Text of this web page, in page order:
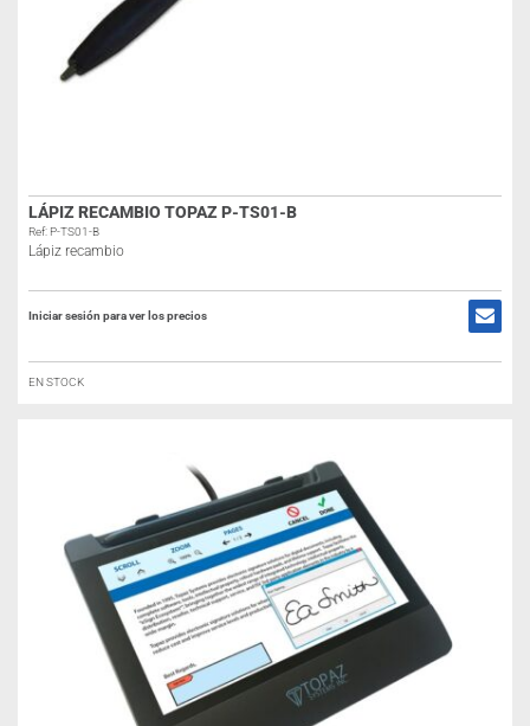
LÁPIZ RECAMBIO TOPAZ P-TS01-B
Ref: P-TS01-B
Lápiz recambio
Iniciar sesión para ver los precios
EN STOCK